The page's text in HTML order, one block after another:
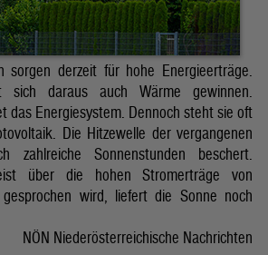
sorgen derzeit für hohe Energieerträge.
sich daraus auch Wärme gewinnen.
das Energiesystem. Dennoch steht sie oft
Die Hitzewelle der vergangenen
zahlreiche Sonnenstunden beschert.
über die hohen Stromerträge von
gesprochen wird, liefert die Sonne noch
NÖN Niederösterreichische Nachrichten